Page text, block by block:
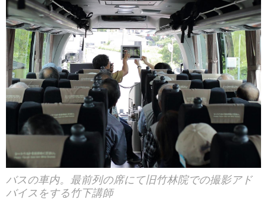
バスの車内。最前列の席にて旧竹林院での撮影アド
バイスをする竹下講師